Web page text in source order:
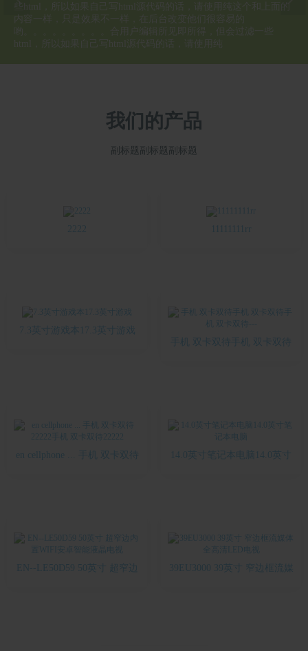
些html，所以如果自己写html源代码的话，请使用纯这个和上面的
内容一样，只是效果不一样，在后台改变他们很容易的
哟。。。。。。。。。合用户编辑所见即所得，但会过滤一些
html，所以如果自己写html源代码的话，请使用纯
我们的产品
副标题副标题副标题
2222 11111111rr
7.3英寸游戏本17.3英寸游戏
手机 双卡双待手机 双卡双待
en cellphone ... 手机 双卡双待 14.0英寸笔记本电脑14.0英寸
EN--LE50D59 50英寸 超窄边 39EU3000 39英寸 窄边框流媒